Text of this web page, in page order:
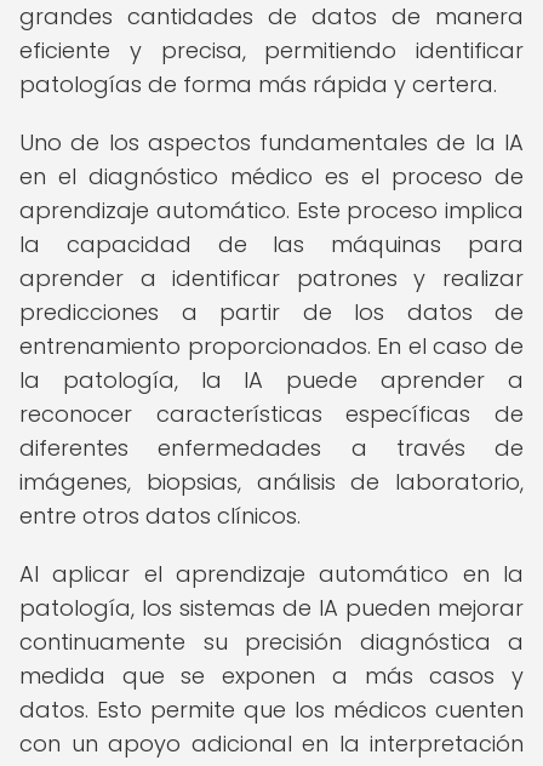
grandes cantidades de datos de manera
eficiente y precisa, permitiendo identificar
patologías de forma más rápida y certera.
Uno de los aspectos fundamentales de la IA
en el diagnóstico médico es el proceso de
aprendizaje automático. Este proceso implica
la capacidad de las máquinas para
aprender a identificar patrones y realizar
predicciones a partir de los datos de
entrenamiento proporcionados. En el caso de
la patología, la IA puede aprender a
reconocer características específicas de
diferentes enfermedades a través de
imágenes, biopsias, análisis de laboratorio,
entre otros datos clínicos.
Al aplicar el aprendizaje automático en la
patología, los sistemas de IA pueden mejorar
continuamente su precisión diagnóstica a
medida que se exponen a más casos y
datos. Esto permite que los médicos cuenten
con un apoyo adicional en la interpretación